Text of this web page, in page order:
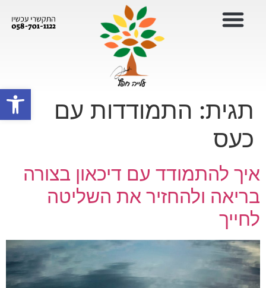
פתח
תגית: התמודדות עם
כעס
איך להתמודד עם דיכאון בצורה
בריאה ולהחזיר את השליטה
לחייך